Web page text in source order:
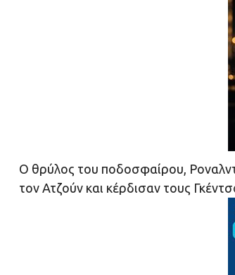
O θρύλος του ποδοσφαίρου,
τον Ατζούν και κέρδισαν τους